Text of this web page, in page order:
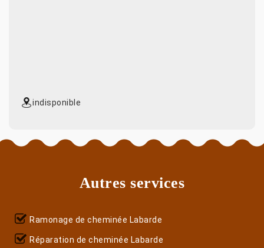
indisponible
Autres services
Ramonage de cheminée Labarde
Réparation de cheminée Labarde